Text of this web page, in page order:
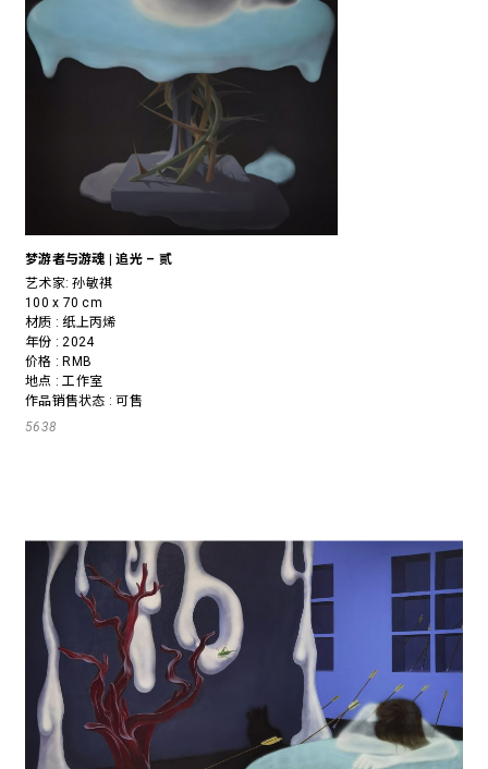
梦游者与游魂 | 追光 – 贰
艺术家:孙敏祺
100 x 70 cm
材质 : 纸上丙烯
年份 : 2024
价格 : RMB
地点 : 工作室
作品销售状态 : 可售
5638